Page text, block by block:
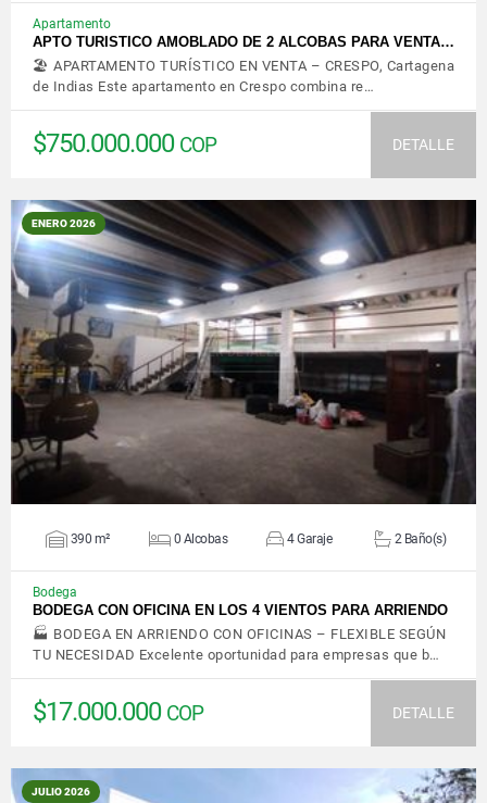
Apartamento
APTO TURISTICO AMOBLADO DE 2 ALCOBAS PARA VENTA…
🏖️ APARTAMENTO TURÍSTICO EN VENTA – CRESPO, Cartagena
de Indias Este apartamento en Crespo combina re…
$750.000.000 COP DETALLE
ENERO 2026
VER DETALLES
390 m² 0 Alcobas 4 Garaje 2 Baño(s)
Bodega
BODEGA CON OFICINA EN LOS 4 VIENTOS PARA ARRIENDO
🏭 BODEGA EN ARRIENDO CON OFICINAS – FLEXIBLE SEGÚN
TU NECESIDAD Excelente oportunidad para empresas que b…
$17.000.000 COP DETALLE
JULIO 2026